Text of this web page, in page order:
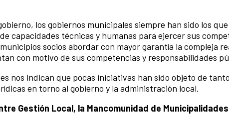
los gobiernos municipales siempre han sido los
capacidades técnicas y humanas para ejercer sus
socios abordar con mayor garantía la compleja
con motivo de sus competencias y responsabilidades
nos indican que pocas iniciativas han sido objeto de
en torno al gobierno y la administración local.
Gestión Local, la Mancomunidad de